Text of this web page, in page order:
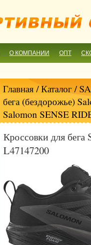
О КОМПАНИИ ОПТ
Главная/ Каталог /
бега (бездорожье)
Salomon SENSE
Кроссовки для
L47147200